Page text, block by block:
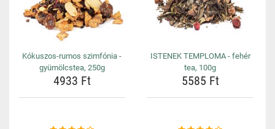
Kókuszos-rumos szimfónia -
gyümölcstea, 250g
4933 Ft
ISTENEK TEMPLOMA - fehér
tea, 100g
5585 Ft